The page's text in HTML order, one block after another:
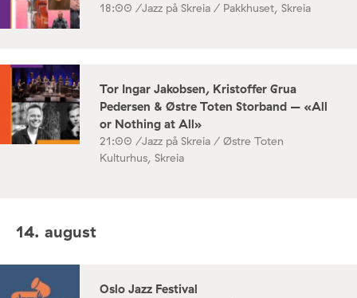
18:00 /Jazz på Skreia / Pakkhuset, Skreia
Tor Ingar Jakobsen, Kristoffer Grua
Pedersen & Østre Toten Storband – «All
or Nothing at All»
21:00 /Jazz på Skreia / Østre Toten
Kulturhus, Skreia
14. august
Oslo Jazz Festival